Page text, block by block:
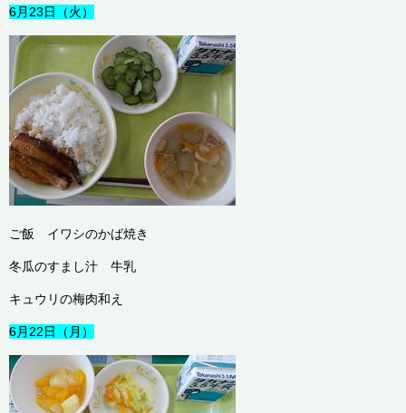
6月23日（火）
ご飯 イワシのかば焼き
冬瓜のすまし汁 牛乳
キュウリの梅肉和え
6月22日（月）